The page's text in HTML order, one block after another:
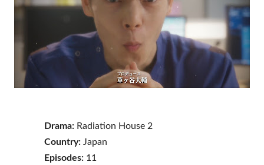
Drama: Radiation House 2
Country: Japan
Episodes: 11